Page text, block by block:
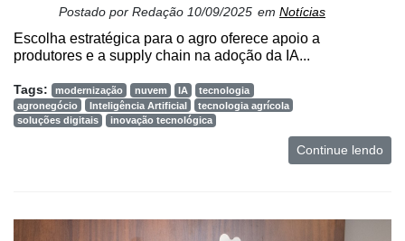
Postado por Redação 10/09/2025 em Notícias
Escolha estratégica para o agro oferece apoio a
produtores e a supply chain na adoção da IA...
Tags: modernização nuvem IA
tecnologia
agronegócio
Inteligência Artificial
tecnologia agrícola
soluções digitais
inovação tecnológica
Continue lendo